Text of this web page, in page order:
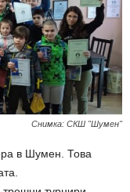
Снимка: СКШ "Шумен"
в Шумен. Това